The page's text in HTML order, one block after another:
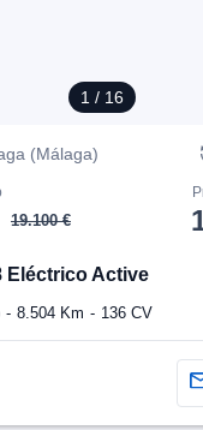
1 / 16
(Málaga)
19.100 €
Eléctrico Active
8.504 Km 136 CV